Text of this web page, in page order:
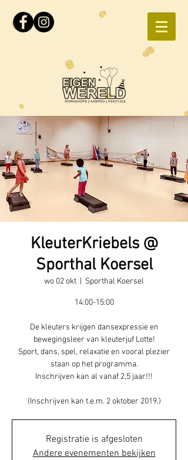
KleuterKriebels @
Sporthal Koersel
wo 02 okt Sporthal Koersel
14:00-15:00
De kleuters krijgen dansexpressie en
bewegingsleer van kleuterjuf Lotte!
Sport, dans, spel, relaxatie en vooral plezier
staan op het programma.
Inschrijven kan al vanaf 2,5 jaar!!!
(Inschrijven kan t.e.m. 2 oktober 2019.)
Registratie is afgesloten
Andere evenementen bekijken